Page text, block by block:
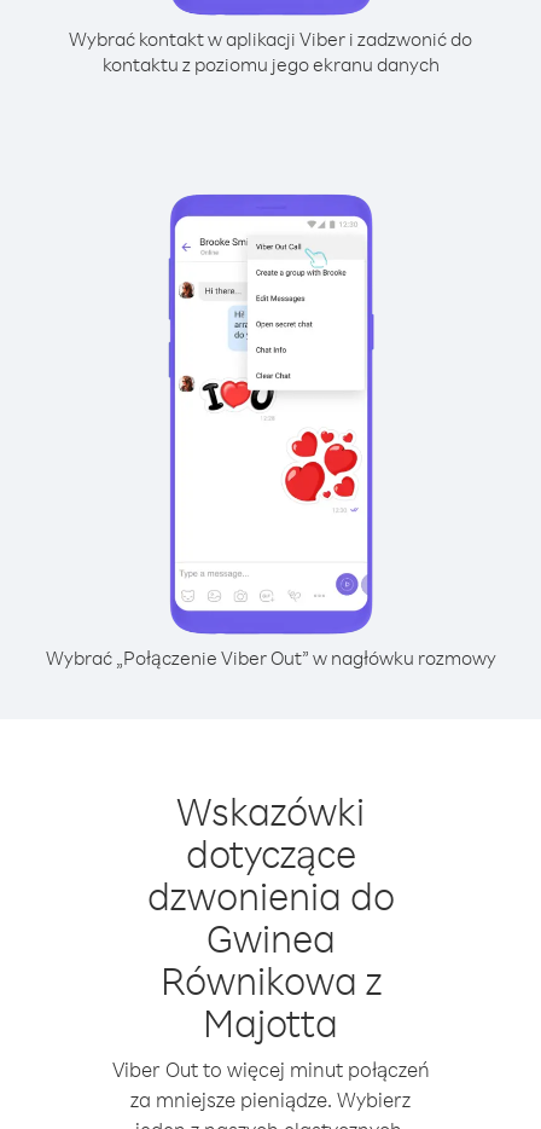
Wybrać kontakt w aplikacji Viber i zadzwonić do
kontaktu z poziomu jego ekranu danych
Wybrać „Połączenie Viber Out” w nagłówku rozmowy
Wskazówki
dotyczące
dzwonienia do
Gwinea
Równikowa z
Majotta
Viber Out to więcej minut połączeń
za mniejsze pieniądze. Wybierz